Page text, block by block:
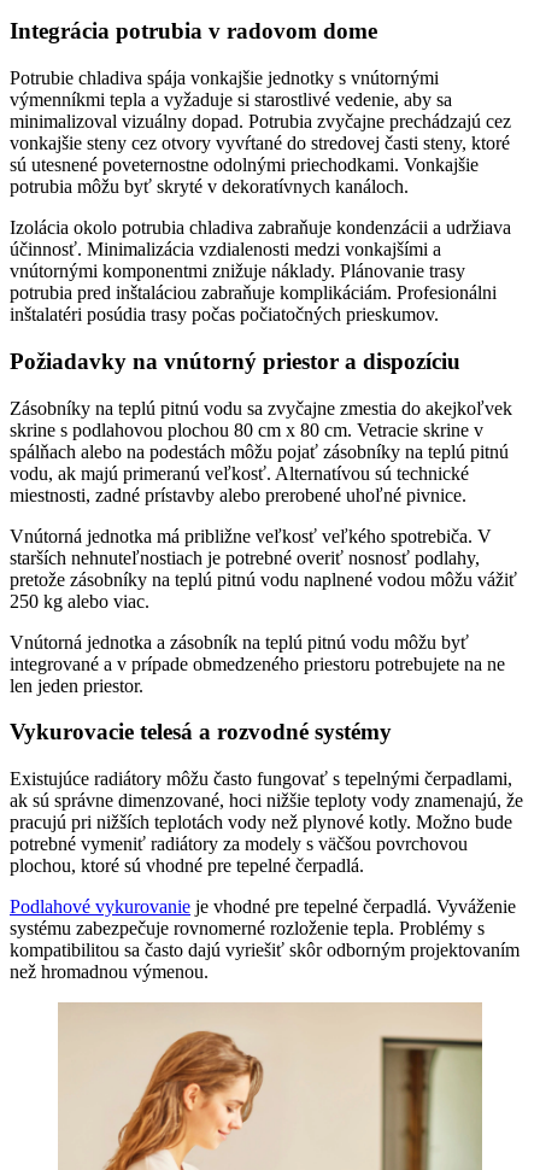
Integrácia potrubia v radovom dome
Potrubie chladiva spája vonkajšie jednotky s vnútornými
výmenníkmi tepla a vyžaduje si starostlivé vedenie, aby sa
minimalizoval vizuálny dopad. Potrubia zvyčajne prechádzajú cez
vonkajšie steny cez otvory vyvŕtané do stredovej časti steny, ktoré
sú utesnené poveternostne odolnými priechodkami. Vonkajšie
potrubia môžu byť skryté v dekoratívnych kanáloch.
Izolácia okolo potrubia chladiva zabraňuje kondenzácii a udržiava
účinnosť. Minimalizácia vzdialenosti medzi vonkajšími a
vnútornými komponentmi znižuje náklady. Plánovanie trasy
potrubia pred inštaláciou zabraňuje komplikáciám. Profesionálni
inštalatéri posúdia trasy počas počiatočných prieskumov.
Požiadavky na vnútorný priestor a dispozíciu
Zásobníky na teplú pitnú vodu sa zvyčajne zmestia do akejkoľvek
skrine s podlahovou plochou 80 cm x 80 cm. Vetracie skrine v
spálňach alebo na podestách môžu pojať zásobníky na teplú pitnú
vodu, ak majú primeranú veľkosť. Alternatívou sú technické
miestnosti, zadné prístavby alebo prerobené uhoľné pivnice.
Vnútorná jednotka má približne veľkosť veľkého spotrebiča. V
starších nehnuteľnostiach je potrebné overiť nosnosť podlahy,
pretože zásobníky na teplú pitnú vodu naplnené vodou môžu vážiť
250 kg alebo viac.
Vnútorná jednotka a zásobník na teplú pitnú vodu môžu byť
integrované a v prípade obmedzeného priestoru potrebujete na ne
len jeden priestor.
Vykurovacie telesá a rozvodné systémy
Existujúce radiátory môžu často fungovať s tepelnými čerpadlami,
ak sú správne dimenzované, hoci nižšie teploty vody znamenajú, že
pracujú pri nižších teplotách vody než plynové kotly. Možno bude
potrebné vymeniť radiátory za modely s väčšou povrchovou
plochou, ktoré sú vhodné pre tepelné čerpadlá.
Podlahové vykurovanie je vhodné pre tepelné čerpadlá. Vyváženie
systému zabezpečuje rovnomerné rozloženie tepla. Problémy s
kompatibilitou sa často dajú vyriešiť skôr odborným projektovaním
než hromadnou výmenou.